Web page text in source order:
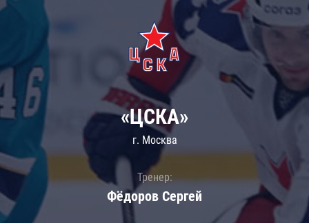
«ЦСКА»
г. Москва
Тренер:
Фёдоров Сергей